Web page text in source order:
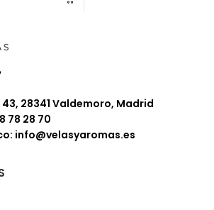
longa duração vão te envolver
28341 Valdemoro, Madrid
78 28 70
info@velasyaromas.es